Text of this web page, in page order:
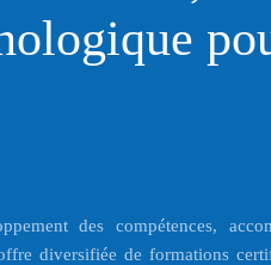
des compétences,
diversifiée de formations